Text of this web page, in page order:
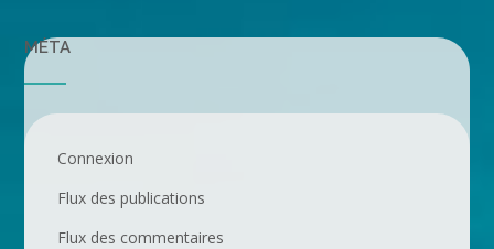
MÉTA
Connexion
Flux des publications
Flux des commentaires